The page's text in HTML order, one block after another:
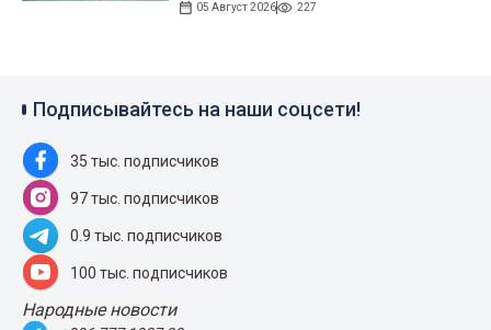
05 Август 2026 227
Подписывайтесь на наши соцсети!
35 тыс. подписчиков
97 тыс. подписчиков
0.9 тыс. подписчиков
100 тыс. подписчиков
Народные новости